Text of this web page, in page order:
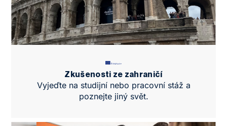
Zkušenosti ze zahraničí
Vyjeďte na studijní nebo pracovní stáž a
poznejte jiný svět.